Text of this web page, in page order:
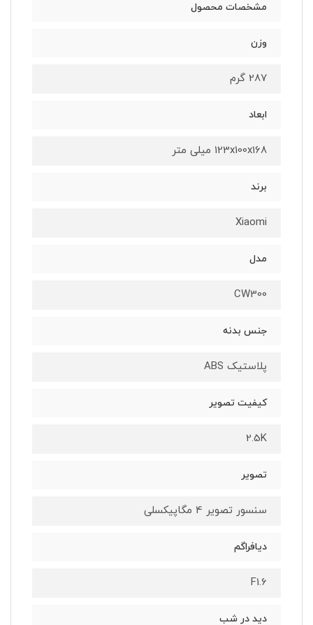
مشخصات محصول
وزن
287 گرم
ابعاد
123x100x168 میلی متر
برند
Xiaomi
مدل
CW300
جنس بدنه
پلاستیک ABS
کیفیت تصویر
2.5K
تصویر
سنسور تصویر 4 مگاپیکسلی
دیافراگم
F1.6
دید در شب